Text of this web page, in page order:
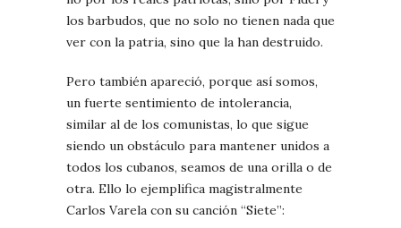
los barbudos, que no solo no tienen nada que
ver con la patria, sino que la han destruido.
Pero también apareció, porque así somos,
un fuerte sentimiento de intolerancia,
similar al de los comunistas, lo que sigue
siendo un obstáculo para mantener unidos a
todos los cubanos, seamos de una orilla o de
otra. Ello lo ejemplifica magistralmente
Carlos Varela con su canción “Siete”: